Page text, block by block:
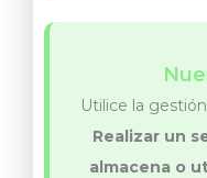
Utilice la
Realizar un
almacena o